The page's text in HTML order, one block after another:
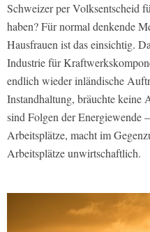
Schweizer per Volksentscheid
haben? Für normal denkende
Hausfrauen ist das einsichtig.
Industrie für
endlich wieder inländische
Instandhaltung, bräuchte keine
sind Folgen der Energiewende
Arbeitsplätze, macht im
Arbeitsplätze unwirtschaftlich.